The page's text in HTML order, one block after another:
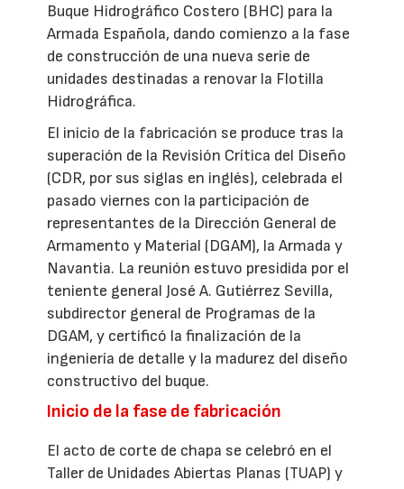
Buque Hidrográfico Costero (BHC) para la
Armada Española, dando comienzo a la fase
de construcción de una nueva serie de
unidades destinadas a renovar la Flotilla
Hidrográfica.
El inicio de la fabricación se produce tras la
superación de la Revisión Crítica del Diseño
(CDR, por sus siglas en inglés), celebrada el
pasado viernes con la participación de
representantes de la Dirección General de
Armamento y Material (DGAM), la Armada y
Navantia. La reunión estuvo presidida por el
teniente general José A. Gutiérrez Sevilla,
subdirector general de Programas de la
DGAM, y certificó la finalización de la
ingeniería de detalle y la madurez del diseño
constructivo del buque.
Inicio de la fase de fabricación
El acto de corte de chapa se celebró en el
Taller de Unidades Abiertas Planas (TUAP) y